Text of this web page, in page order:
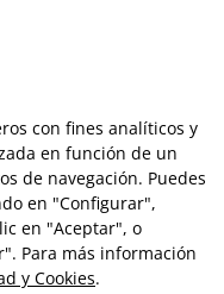
con fines analíticos y
en función de un
de navegación. Puedes
en "Configurar",
en "Aceptar", o
Para más información
y Cookies.